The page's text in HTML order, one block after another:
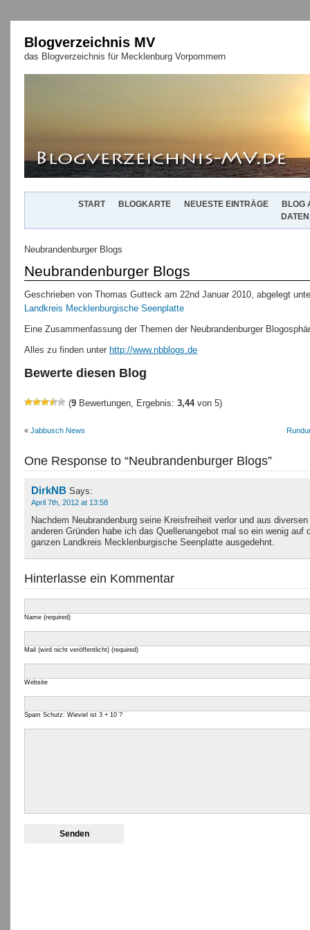
Blogverzeichnis MV
das Blogverzeichnis für Mecklenburg Vorpommern
START BLOGKARTE NEUESTE EINTRÄGE
BLOG
Neubrandenburger Blogs
Neubrandenburger Blogs
Geschrieben von Thomas Gutteck am 22nd Januar 2010, abgelegt
Landkreis Mecklenburgische Seenplatte
Eine Zusammenfassung der Themen der Neubrandenburger
Alles zu finden unter http://www.nbblogs.de
Bewerte diesen Blog
(9 Bewertungen, Ergebnis: 3,44von 5)
« Jabbusch News
One Response to “Neubrandenburger Blogs”
DirkNB Says:
April 7th, 2012 at 13:58
Nachdem Neubrandenburg seine Kreisfreiheit verlor und aus diversen
anderen Gründen habe ich das Quellenangebot mal so ein wenig auf
ganzen Landkreis Mecklenburgische Seenplatte ausgedehnt.
Hinterlasse ein Kommentar
Name (required)
Mail (wird nicht veröffentlicht) (required)
Website
Spam Schutz: Wieviel ist 3 + 10 ?